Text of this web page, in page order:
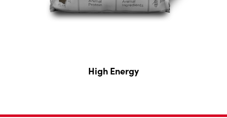
High Energy